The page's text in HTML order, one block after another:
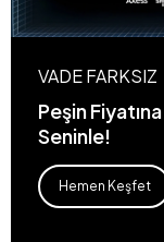
VADE FARKSIZ
Peşin
Seninle!
Hemen Keşfet